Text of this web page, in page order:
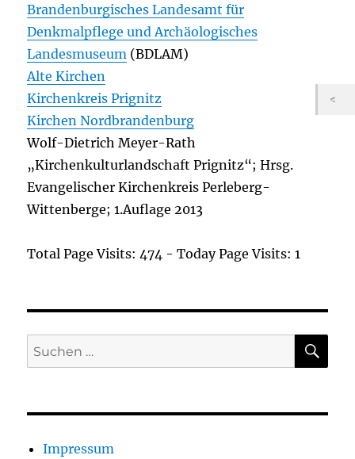
Brandenburgisches Landesamt für
Denkmalpflege und Archäologisches
Landesmuseum (BDLAM)
Alte Kirchen
Kirchenkreis Prignitz
Kirchen Nordbrandenburg
Wolf-Dietrich Meyer-Rath
„Kirchenkulturlandschaft Prignitz“; Hrsg.
Evangelischer Kirchenkreis Perleberg-
Wittenberge; 1.Auflage 2013
Total Page Visits: 474 - Today Page Visits: 1
Suchen
nach:
Impressum